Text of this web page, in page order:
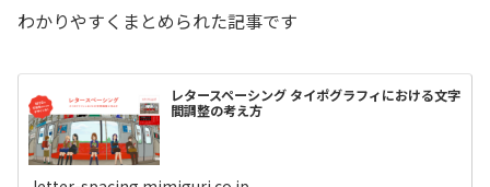
わかりやすくまとめられた記事です
レタースペーシング タイポグラフィにおける文字
間調整の考え方